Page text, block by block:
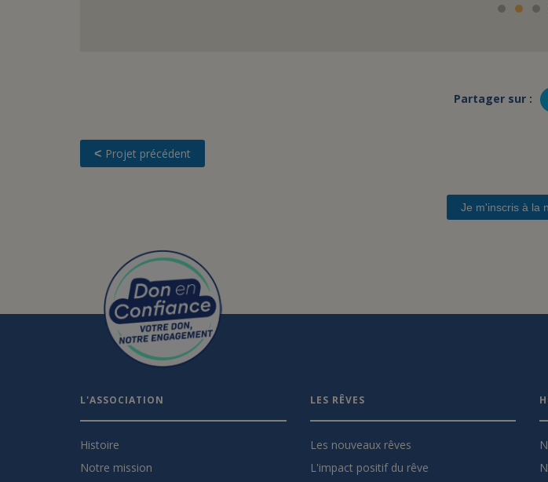
Partager sur :
< Projet précédent
Je m'inscris à la
L'ASSOCIATION
Histoire
Notre mission
LES RÊVES
Les nouveaux rêves
L'impact positif du rêve